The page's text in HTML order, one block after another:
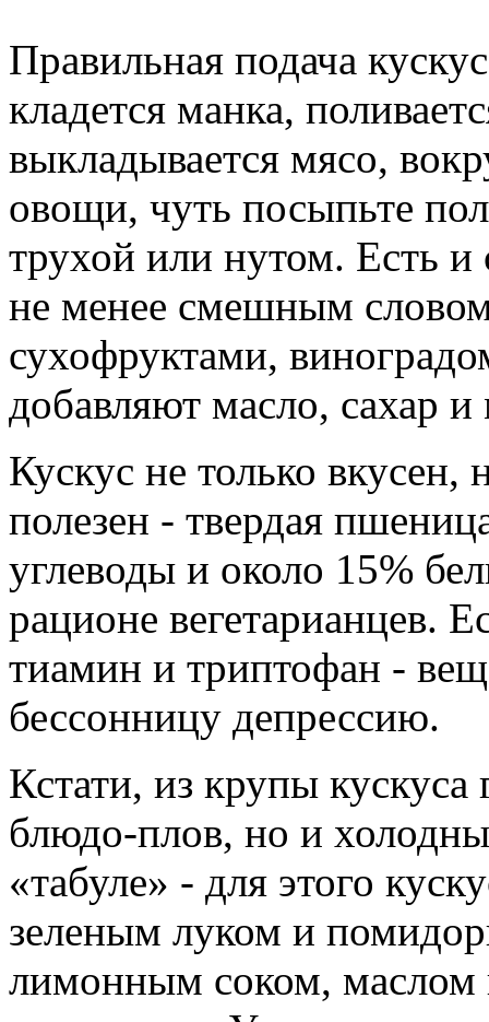
Правильная подача
кладется манка,
выкладывается мясо,
овощи, чуть посыпьте
трухой или нутом. Есть
не менее смешным
сухофруктами,
добавляют масло, сахар и
Кускус не только вкусен,
полезен - твердая
углеводы и около 15%
рационе вегетарианцев.
тиамин и триптофан -
бессонницу депрессию.
Кстати, из крупы кускуса
блюдо-плов, но и
«табуле» - для этого
зеленым луком и
лимонным соком,